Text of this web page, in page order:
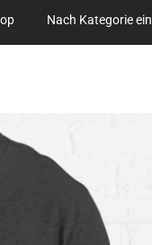
Nach Kategorie